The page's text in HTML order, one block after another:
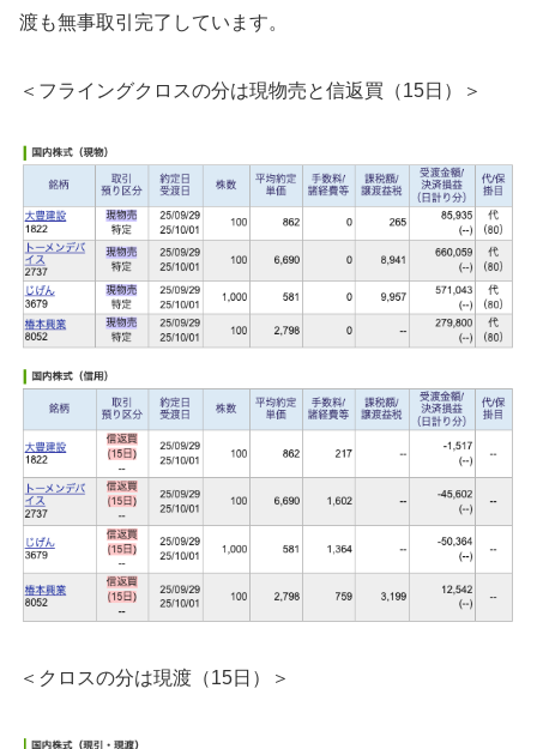
渡も無事取引完了しています。
＜フライングクロスの分は現物売と信返買（15日）＞
＜クロスの分は現渡（15日）＞